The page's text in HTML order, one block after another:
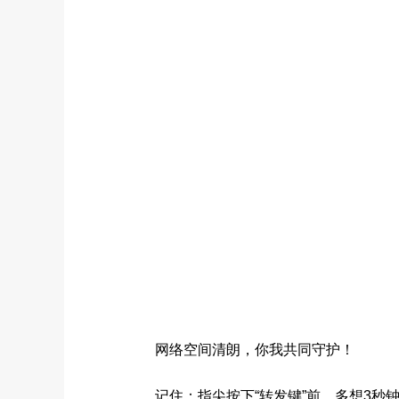
网络空间清朗，你我共同守护！
记住：指尖按下“转发键”前，多想3秒